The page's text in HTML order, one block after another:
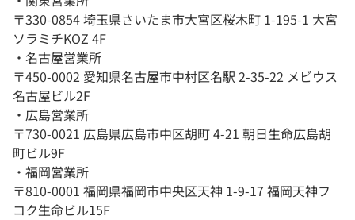
〒330-0854 埼玉県さいたま市大宮区桜木町 1-195-1 大宮
ソラミチKOZ 4F
・名古屋営業所
〒450-0002 愛知県名古屋市中村区名駅 2-35-22 メビウス
名古屋ビル2F
・広島営業所
〒730-0021 広島県広島市中区胡町 4-21 朝日生命広島胡
町ビル9F
・福岡営業所
〒810-0001 福岡県福岡市中央区天神 1-9-17 福岡天神フ
コク生命ビル15F